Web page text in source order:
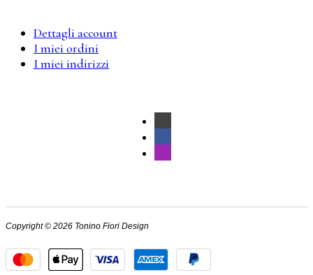
Dettagli account
I miei ordini
I miei indirizzi
Copyright © 2026 Tonino Fiori Design